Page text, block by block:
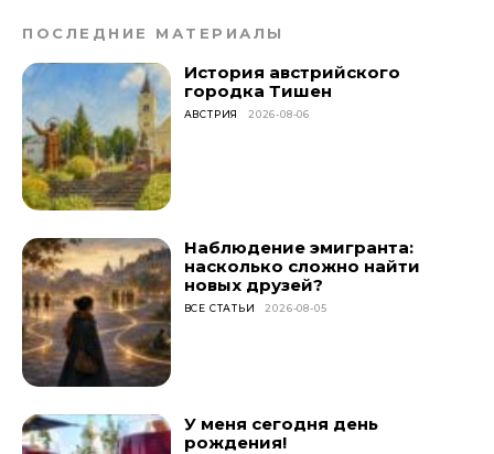
ПОСЛЕДНИЕ МАТЕРИАЛЫ
История австрийского
городка Тишен
АВСТРИЯ 2026-08-06
Наблюдение эмигранта:
насколько сложно найти
новых друзей?
ВСЕ СТАТЬИ 2026-08-05
У меня сегодня день
рождения!